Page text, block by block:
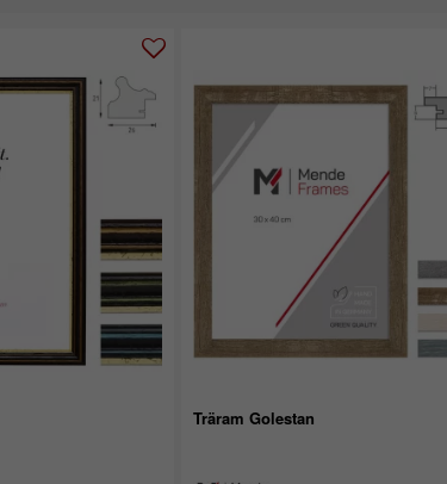
Träram Golestan